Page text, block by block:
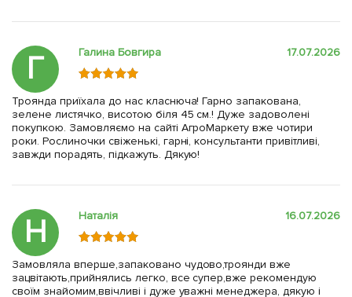
Г Галина Бовгира 17.07.2026
Троянда приїхала до нас класнюча! Гарно запакована,
зелене листячко, висотою біля 45 см.! Дуже задоволені
покупкою. Замовляємо на сайті АгроМаркету вже чотири
роки. Рослиночки свіженькі, гарні, консультанти привітливі,
завжди порадять, підкажуть. Дякую!
Н Наталія 16.07.2026
Замовляла вперше,запаковано чудово,троянди вже
зацвітають,прийнялись легко, все супер,вже рекомендую
своїм знайомим,ввічливі і дуже уважні менеджера, дякую і